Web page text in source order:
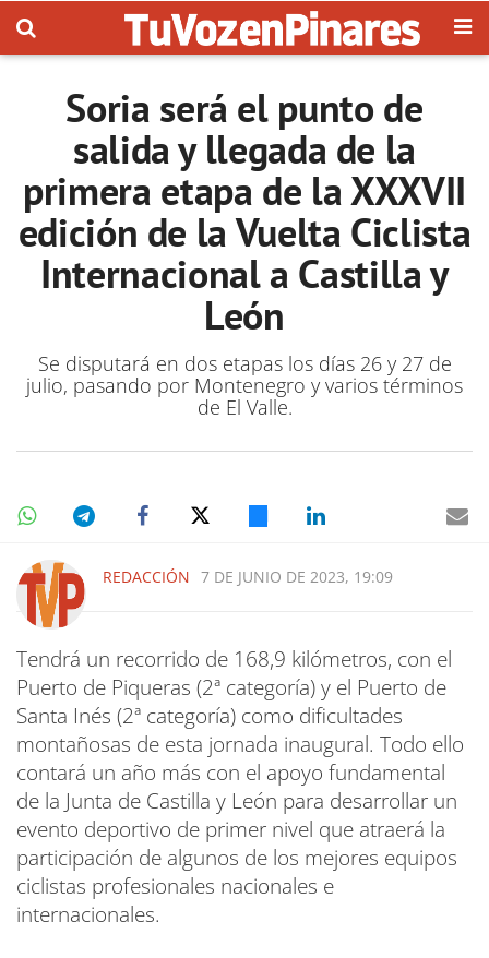
Soria será el punto de
salida y llegada de la
primera etapa de la XXXVII
edición de la Vuelta Ciclista
Internacional a Castilla y
León
Se disputará en dos etapas los días 26 y 27 de
julio, pasando por Montenegro y varios términos
de El Valle.
REDACCIÓN 7 DE JUNIO DE 2023, 19:09
Tendrá un recorrido de 168,9 kilómetros, con el
Puerto de Piqueras (2ª categoría) y el Puerto de
Santa Inés (2ª categoría) como dificultades
montañosas de esta jornada inaugural. Todo ello
contará un año más con el apoyo fundamental
de la Junta de Castilla y León para desarrollar un
evento deportivo de primer nivel que atraerá la
participación de algunos de los mejores equipos
ciclistas profesionales nacionales e
internacionales.